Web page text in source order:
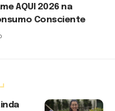
AQUI 2026 na
Consciente